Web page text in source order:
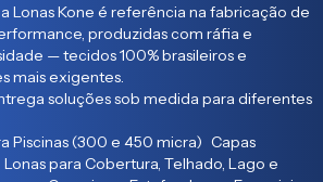
Lonas Kone é referência na fabricação de
produzidas com ráfia e
— tecidos 100% brasileiros e
mais exigentes.
soluções sob medida para diferentes
Piscinas (300 e 450 micra) Capas
para Cobertura, Telhado, Lago e